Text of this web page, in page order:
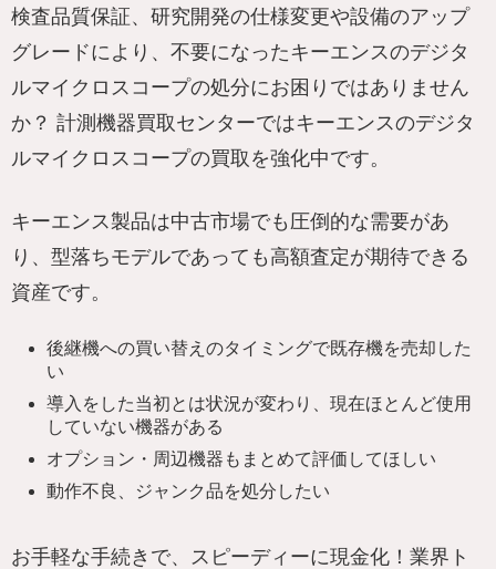
検査品質保証、研究開発の仕様変更や設備のアップ
グレードにより、不要になったキーエンスのデジタ
ルマイクロスコープの処分にお困りではありません
か？ 計測機器買取センターではキーエンスのデジタ
ルマイクロスコープの買取を強化中です。
キーエンス製品は中古市場でも圧倒的な需要があ
り、型落ちモデルであっても高額査定が期待できる
資産です。
後継機への買い替えのタイミングで既存機を売却した
い
導入をした当初とは状況が変わり、現在ほとんど使用
していない機器がある
オプション・周辺機器もまとめて評価してほしい
動作不良、ジャンク品を処分したい
お手軽な手続きで、スピーディーに現金化！業界ト